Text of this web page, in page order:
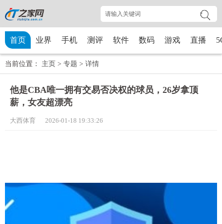
首页 业界 手机 测评 软件 数码 游戏 直播
当前位置： 主页 > 专题 > 详情
他是CBA唯一拥有交易否决权的球员，26岁拿顶
薪，女友超漂亮
大西体育 2026-01-18 19:33:26